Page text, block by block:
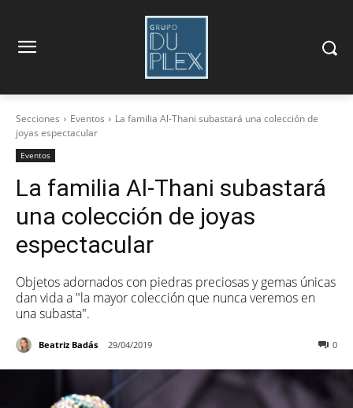
Secciones Eventos
La familia Al-Thani subastará una colección de
joyas espectacular
Eventos
La familia Al-Thani subastará
una colección de joyas
espectacular
Objetos adornados con piedras preciosas y gemas únicas
dan vida a "la mayor colección que nunca veremos en
una subasta".
Beatriz Badás 29/04/2019 0